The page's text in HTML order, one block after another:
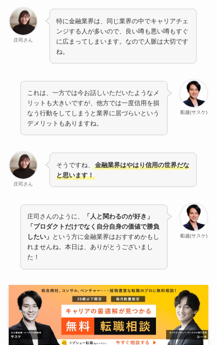
庄司さん
特に金融業界は、同じ業界の中でキャリアチェ
ンジする人が多いので、良い噂も悪い噂もすぐ
に広まってしまいます。なので人脈は大切です
ね。
船越(サスケ)
これは、一方では今お話しいただいたようなメ
リットも大きいですが、他方では一度信用を損
なう行動をしてしまうと業界に居づらいという
デメリットもありますね。
庄司さん
そうですね、金融業界はやはり信用の世界だな
と思います！
船越(サスケ)
庄司さんのように、
「人と関わるのが好き」
「プロダクトだけでなく自分自身の価値で勝負
したい」 という方に金融業界はおすすめかもし
れませんね。本日は、ありがとうございまし
た！